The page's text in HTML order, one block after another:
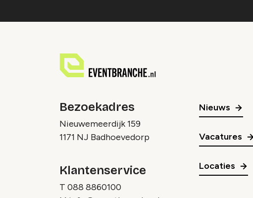
Bezoekadres
Nieuwemeerdijk 159
1171 NJ Badhoevedorp
Klantenservice
T 088 8860100
Nieuws
Vacatures
Locaties